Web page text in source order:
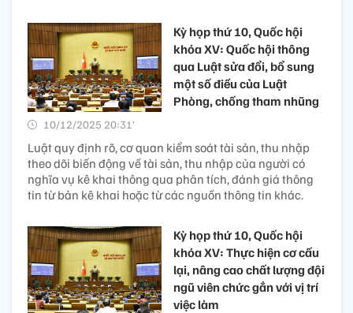
Kỳ họp thứ 10, Quốc hội
khóa XV: Quốc hội thông
qua Luật sửa đổi, bổ sung
một số điều của Luật
Phòng, chống tham nhũng
10/12/2025 20:31’
Luật quy định rõ, cơ quan kiểm soát tài sản, thu nhập
theo dõi biến động về tài sản, thu nhập của người có
nghĩa vụ kê khai thông qua phân tích, đánh giá thông
tin từ bản kê khai hoặc từ các nguồn thông tin khác.
Kỳ họp thứ 10, Quốc hội
khóa XV: Thực hiện cơ cấu
lại, nâng cao chất lượng đội
ngũ viên chức gắn với vị trí
việc làm